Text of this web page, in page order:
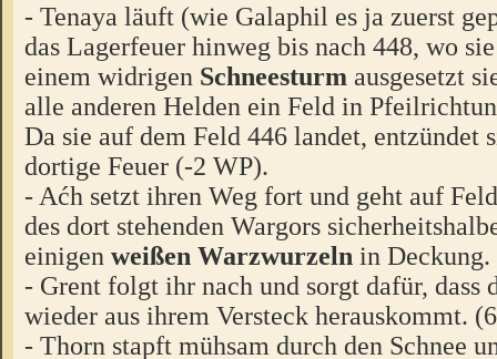
- Tenaya läuft (wie Galaphil es ja zuerst
das Lagerfeuer hinweg bis nach 448, wo
einem widrigen Schneesturm ausgesetzt
alle anderen Helden ein Feld in
Da sie auf dem Feld 446 landet, entzündet
dortige Feuer (-2 WP).
- Aćh setzt ihren Weg fort und geht auf
des dort stehenden Wargors
einigen weißen Warzwurzeln in Deckung.
- Grent folgt ihr nach und sorgt dafür, dass
wieder aus ihrem Versteck herauskommt.
- Thorn stapft mühsam durch den Schnee